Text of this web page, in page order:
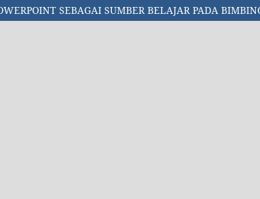
SEBAGAI SUMBER BELAJAR PADA